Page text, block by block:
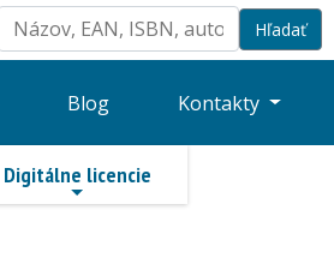
Blog Kontakty
Digitálne licencie